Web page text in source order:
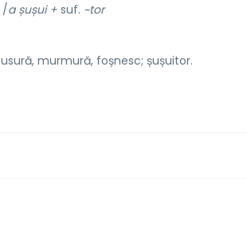
/a șușui + suf. ~tor
murmură, foșnesc; șușuitor.